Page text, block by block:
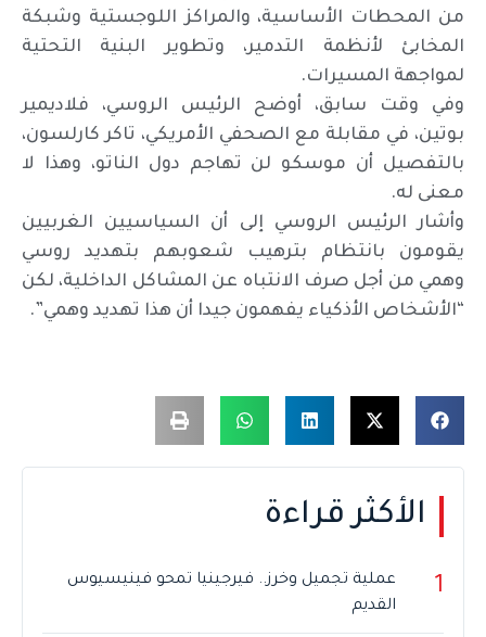
من المحطات الأساسية، والمراكز اللوجستية وشبكة
المخابئ لأنظمة التدمير، وتطوير البنية التحتية
لمواجهة المسيرات.
وفي وقت سابق، أوضح الرئيس الروسي، فلاديمير
بوتين، في مقابلة مع الصحفي الأمريكي، تاكر كارلسون،
بالتفصيل أن موسكو لن تهاجم دول الناتو، وهذا لا
معنى له.
وأشار الرئيس الروسي إلى أن السياسيين الغربيين
يقومون بانتظام بترهيب شعوبهم بتهديد روسي
وهمي من أجل صرف الانتباه عن المشاكل الداخلية، لكن
“الأشخاص الأذكياء يفهمون جيدا أن هذا تهديد وهمي”.
الأكثر قراءة
1
عملية تجميل وخرز.. فيرجينيا تمحو فينيسيوس
القديم